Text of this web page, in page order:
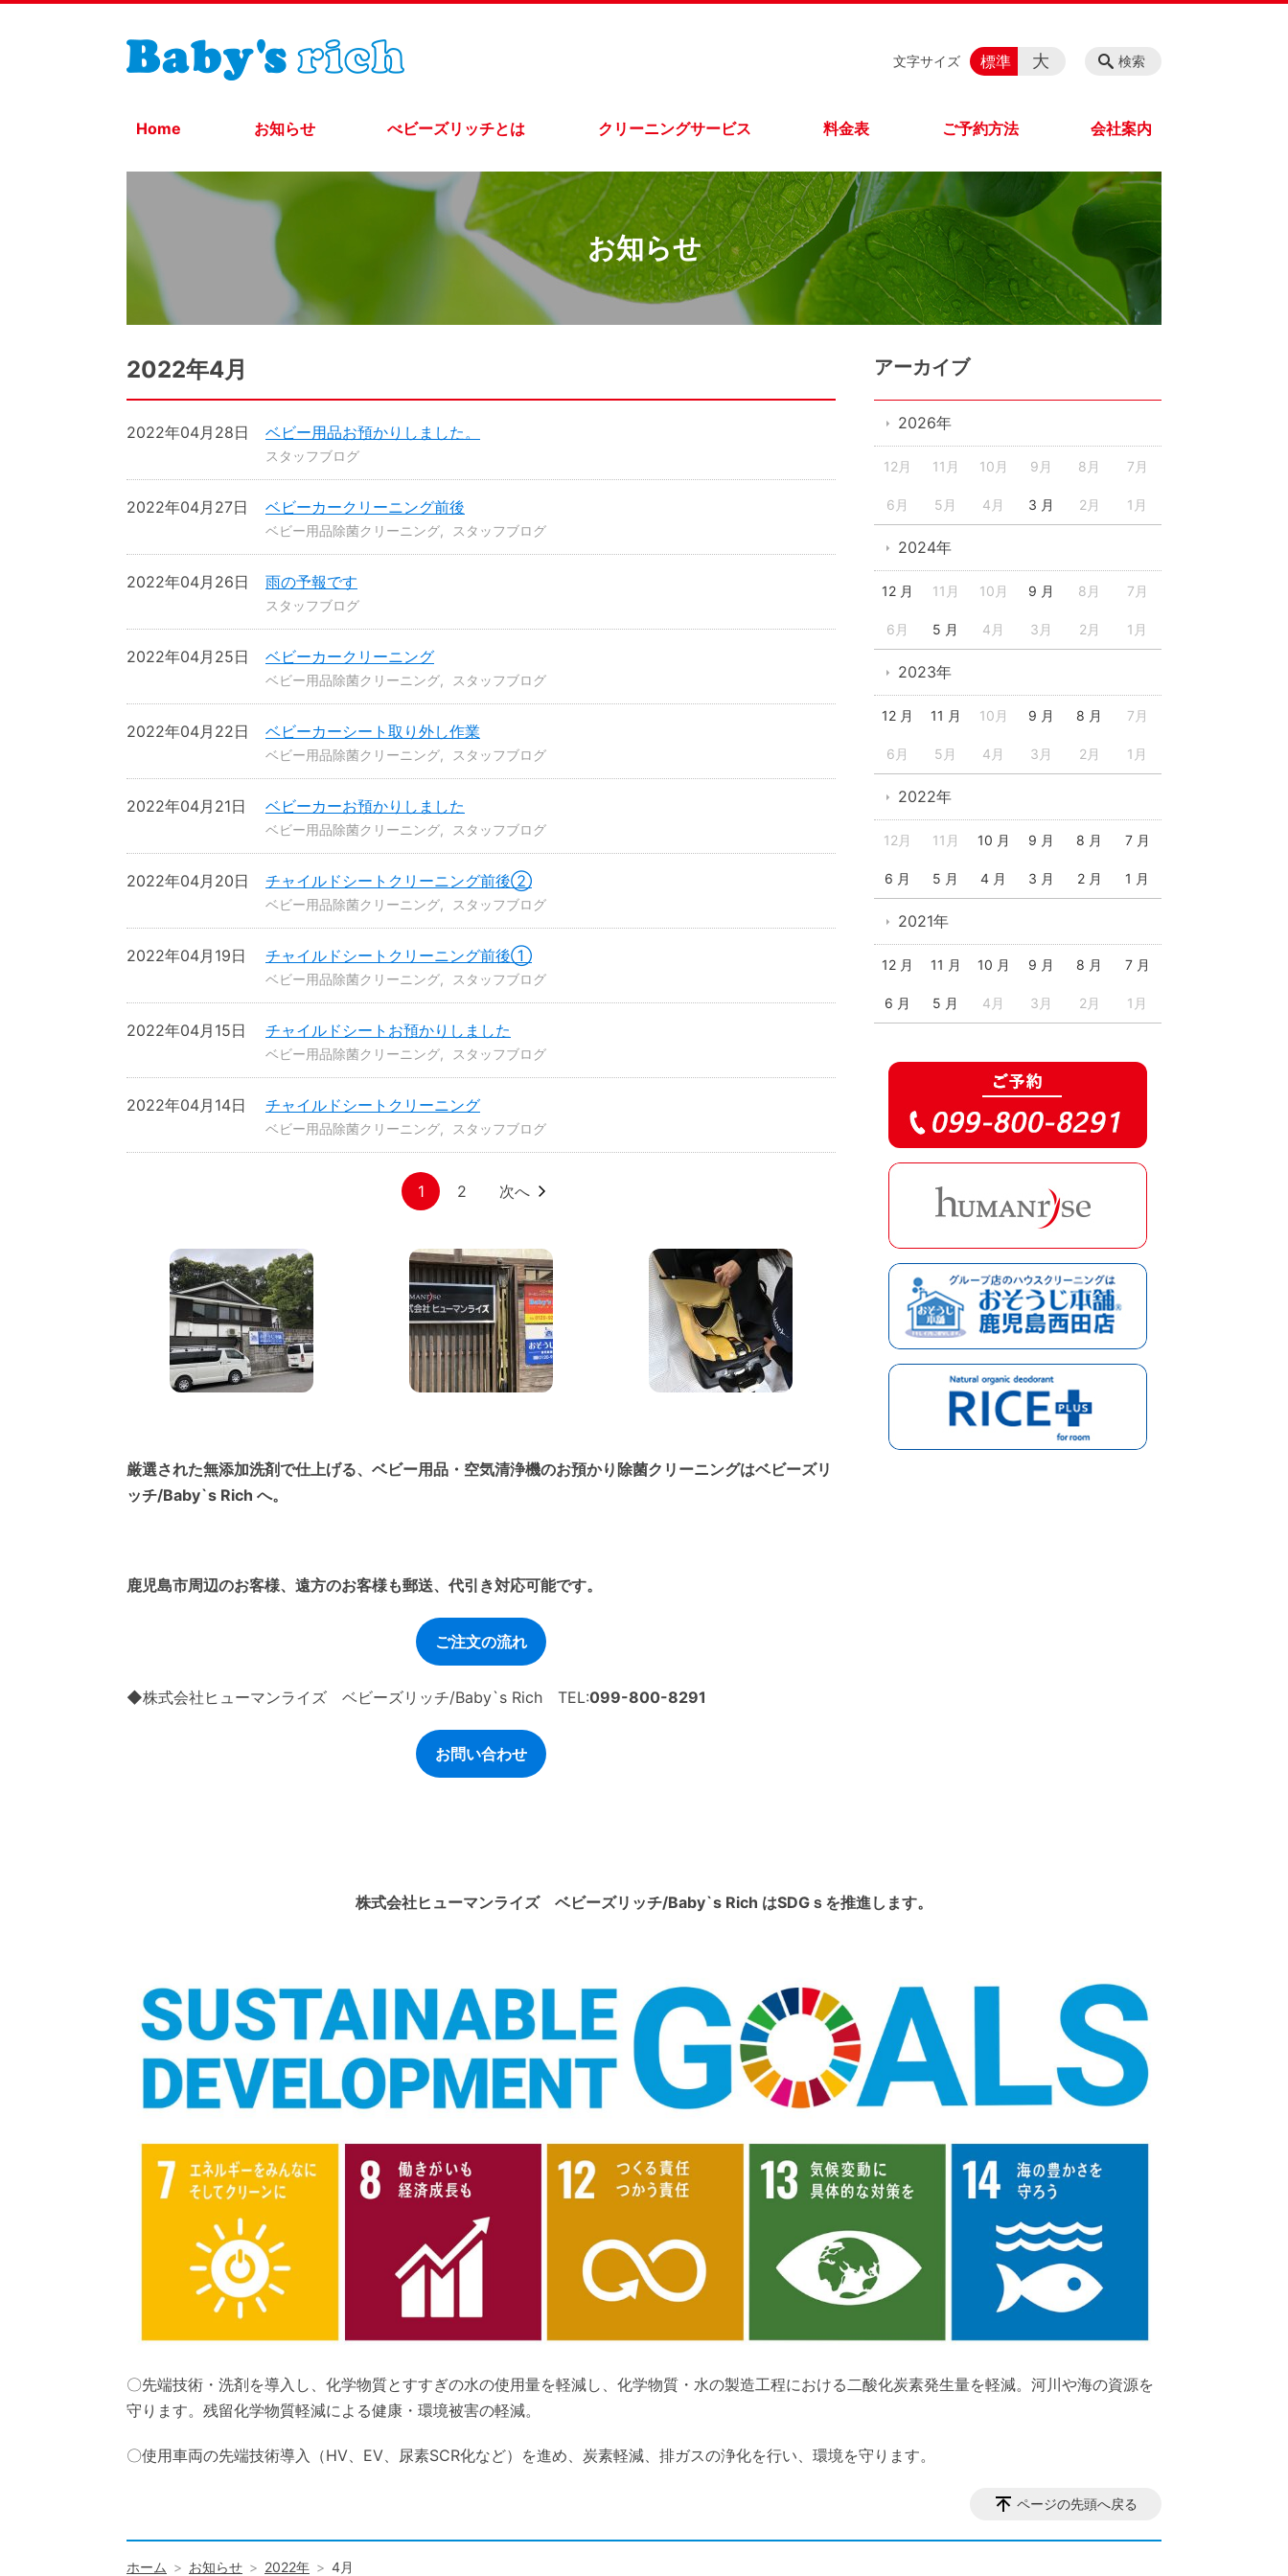
Home お知らせ べビーズリッチとは クリーニングサービス 料金表 ご予約方法 会社案内
検索
文字サイズ 標準 大
お知らせ
2022年4月
ベビー用品お預かりしました。
2022年04月28日
スタッフブログ
ベビーカークリーニング前後
2022年04月27日
ベビー用品除菌クリーニング スタッフブログ
雨の予報です
2022年04月26日
スタッフブログ
ベビーカークリーニング
2022年04月25日
ベビー用品除菌クリーニング スタッフブログ
ベビーカーシート取り外し作業
2022年04月22日
ベビー用品除菌クリーニング スタッフブログ
ベビーカーお預かりしました
2022年04月21日
ベビー用品除菌クリーニング スタッフブログ
チャイルドシートクリーニング前後②
2022年04月20日
ベビー用品除菌クリーニング スタッフブログ
チャイルドシートクリーニング前後①
2022年04月19日
ベビー用品除菌クリーニング スタッフブログ
チャイルドシートお預かりしました
2022年04月15日
ベビー用品除菌クリーニング スタッフブログ
チャイルドシートクリーニング
2022年04月14日
ベビー用品除菌クリーニング スタッフブログ
1 2 次へ
厳選された無添加洗剤で仕上げる、ベビー用品・空気清浄機のお預かり除菌クリーニングはベビーズリ
ッチ/Baby`s Rich へ。
鹿児島市周辺のお客様、遠方のお客様も郵送、代引き対応可能です。
ご注文の流れ
◆株式会社ヒューマンライズ ベビーズリッチ/Baby`s Rich TEL:099-800-8291
お問い合わせ
アーカイブ
2026年
12月 11月 10月 9月 8月 7月
6月 5月 4月 3 月 2月 1月
2024年
12 月 11月 10月 9 月 8月 7月
6月 5 月 4月 3月 2月 1月
2023年
12 月 11 月 10月 9 月 8 月 7月
6月 5月 4月 3月 2月 1月
2022年
12月 11月 10 月 9 月 8 月 7 月
6 月 5 月 4 月 3 月 2 月 1 月
2021年
12 月 11 月 10 月 9 月 8 月 7 月
6 月 5 月 4月 3月 2月 1月
株式会社ヒューマンライズ ベビーズリッチ/Baby`s Rich はSDGｓを推進します。
〇先端技術・洗剤を導入し、化学物質とすすぎの水の使用量を軽減し、化学物質・水の製造工程における二酸化炭素発生量を軽減。河川や海の資源を
守ります。残留化学物質軽減による健康・環境被害の軽減。
〇使用車両の先端技術導入（HV、EV、尿素SCR化など）を進め、炭素軽減、排ガスの浄化を行い、環境を守ります。
ページの先頭へ戻る
ホーム お知らせ 2022年 4月